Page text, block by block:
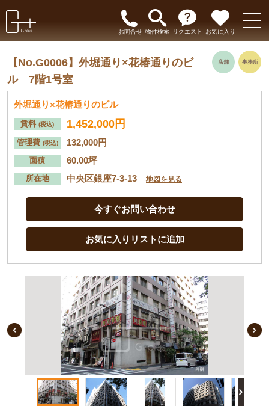
お問合せ 物件検索 リクエスト お気に入り
【No.G0006】 外堀通り×花椿通りのビ
ル 7階1号室
店舗 事務所
外堀通り×花椿通りのビル
賃料 (税込) 1,452,000円
管理費 (税込) 132,000円
面積 60.00坪
所在地 中央区銀座7-3-13 地図を見る
今すぐお問い合わせ
お気に入りリストに追加
Previous Image